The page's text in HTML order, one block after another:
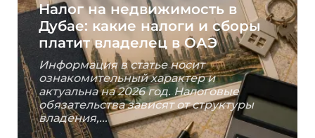
Налог на недвижимость в
Дубае: какие налоги и сборы
платит владелец в ОАЭ
Информация в статье носит
ознакомительный характер и
актуальна на 2026 год. Налоговые
обязательства зависят от структуры
владения,...